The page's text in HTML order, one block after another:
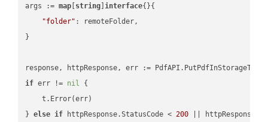
args := map string ]interface{}{
"folder" : remoteFolder,
}
if err != nil {
    t.Error(err)
} else if httpResponse.StatusCode < 200 ||